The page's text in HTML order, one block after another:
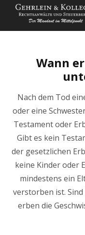
Wann
Nach dem Tod
oder eine
Testament oder
Gibt es kein
der gesetzlichen
keine Kinder oder
mindestens ein
verstorben ist.
erben die